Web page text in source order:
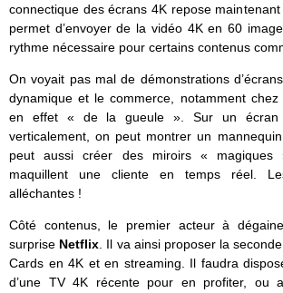
connectique des écrans 4K repose
permet d’envoyer de la vidéo 4K en 60
rythme nécessaire pour certains contenus
On voyait pas mal de démonstrations
dynamique et le commerce, notamment chez
en effet « de la gueule ». Sur un écran
verticalement, on peut montrer un
peut aussi créer des miroirs « magiques
maquillent une cliente en temps réel.
alléchantes !
Côté contenus, le premier acteur à
surprise Netflix . Il va ainsi proposer la
Cards en 4K et en streaming. Il faudra
d’une TV 4K récente pour en profiter, ou